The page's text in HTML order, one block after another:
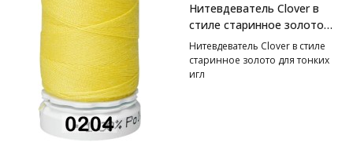
Нитевдеватель Clover в
стиле старинное золото
для тонких игл
Нитевдеватель Clover в стиле
старинное золото для тонких
игл